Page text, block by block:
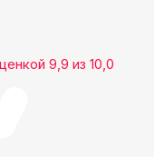
9,9 из 10,0